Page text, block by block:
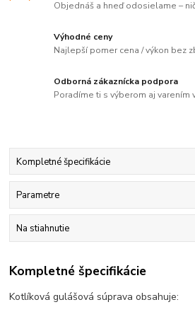
Objednáš a hneď odosielame –
Výhodné ceny
Najlepší pomer cena / výkon bez
Odborná zákaznícka podpora
Poradíme ti s výberom aj varením
Kompletné špecifikácie
Parametre
Na stiahnutie
Kompletné špecifikácie
Kotlíková gulášová súprava obsahuje: